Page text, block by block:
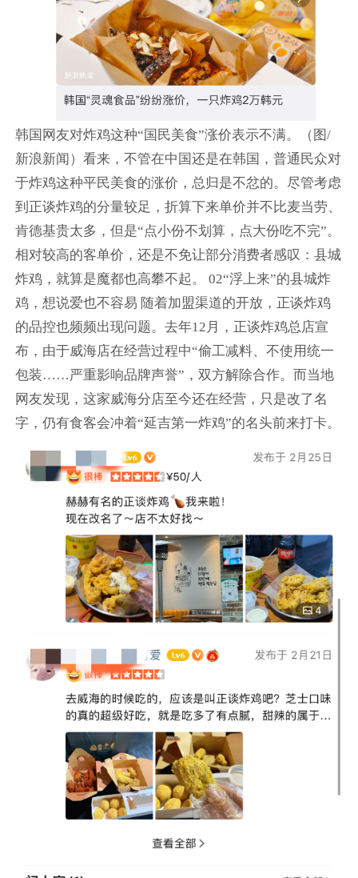
韩国网友对炸鸡这种“国民美食”涨价表示不满。（图/
新浪新闻）看来，不管在中国还是在韩国，普通民众对
于炸鸡这种平民美食的涨价，总归是不忿的。尽管考虑
到正谈炸鸡的分量较足，折算下来单价并不比麦当劳、
肯德基贵太多，但是“点小份不划算，点大份吃不完”。
相对较高的客单价，还是不免让部分消费者感叹：县城
炸鸡，就算是魔都也高攀不起。 02“浮上来”的县城炸
鸡，想说爱也不容易 随着加盟渠道的开放，正谈炸鸡
的品控也频频出现问题。去年12月，正谈炸鸡总店宣
布，由于威海店在经营过程中“偷工减料、不使用统一
包装……严重影响品牌声誉”，双方解除合作。而当地
网友发现，这家威海分店至今还在经营，只是改了名
字，仍有食客会冲着“延吉第一炸鸡”的名头前来打卡。